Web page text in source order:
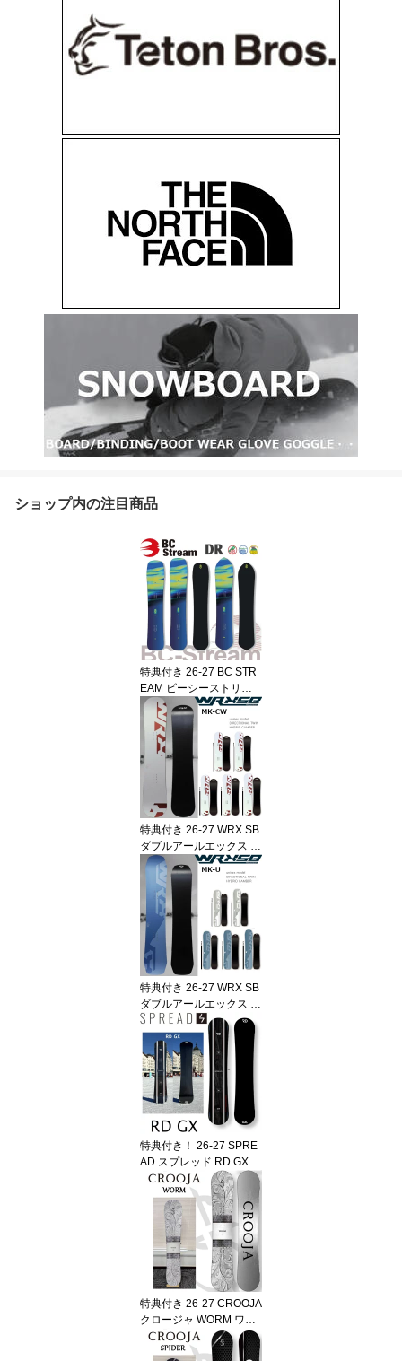
ショップ内の注目商品
特典付き 26-27 BC STR
EAM ビーシーストリー
ム DR ディーアール 平間
和徳 RAMA ラマ ラマ先
生 使用モデル オールラ
ウンド SNOWBOARD ボ
ード 板 2026-2027 BC-S
TREAM ご予約商品
特典付き 26-27 WRX SB
ダブルアールエックス M
k-CW マークシーダブリ
ュー カービング 井口勝
文 いぐっちゃん ダブル
アールエックスエスビー
SNOWBOARD スノーボ
ード 板 日本正規品 WRX
SB 2026-2027 ご予約商
品
特典付き 26-27 WRX SB
ダブルアールエックス M
k-U マークユー カービン
グ 井口勝文 いぐっちゃ
ん ダブルアールエックス
エスビー SNOWBOARD
スノーボード 板 日本正
規品 WRXSB 2026-2027
ご予約商品
特典付き！ 26-27 SPRE
AD スプレッド RD GX ア
ールディー ジーエックス
グラファイトソール キャ
ンバー スノーボード グ
ラトリ 菅谷佑之介監修 S
NOWBOARD 正規品 202
6-2027 ご予約商品
特典付き 26-27 CROOJA
クロージャ WORM ワー
ム グラトリ Wキャンバ
ー メンズ レディース 江